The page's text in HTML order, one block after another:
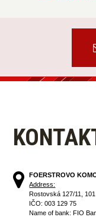
FOERSTROVO
Address:
Rostovská 127/11,
IČO: 003 129 75
Name of bank: FIO